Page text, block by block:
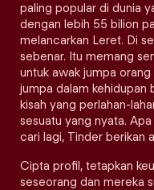
paling popular di dunia
dengan lebih 55 bilion
melancarkan Leret. Di
sebenar. Itu memang
untuk awak jumpa
jumpa dalam kehidupan
kisah yang perlahan-
sesuatu yang nyata.
cari lagi, Tinder berikan
Cipta profil, tetapkan
seseorang dan mereka